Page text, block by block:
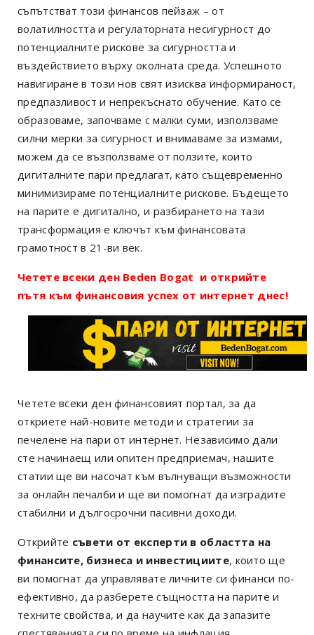
съпътстват този финансов пейзаж – от
волатилността и регулаторната несигурност до
потенциалните рискове за сигурността и
въздействието върху околната среда. Успешното
навигиране в този нов свят изисква информираност,
предпазливост и непрекъснато обучение. Като се
образоваме, започваме с малки суми, използваме
силни мерки за сигурност и внимаваме за измами,
можем да се възползваме от ползите, които
дигиталните пари предлагат, като същевременно
минимизираме потенциалните рискове. Бъдещето
на парите е дигитално, и разбирането на тази
трансформация е ключът към финансовата
грамотност в 21-ви век.
Четете всеки ден Beden Bogat и открийте
пътя към финансовия успех от интернет днес!
Четете всеки ден финансовият портал, за да
откриете най-новите методи и стратегии за
печелене на пари от интернет. Независимо дали
сте начинаещ или опитен предприемач, нашите
статии ще ви насочат към вълнуващи възможности
за онлайн печалби и ще ви помогнат да изградите
стабилни и дългосрочни пасивни доходи.
Открийте съвети от експерти в областта на
финансите, бизнеса и инвестициите, които ще
ви помогнат да управлявате личните си финанси по-
ефективно, да разберете същността на парите и
техните свойства, и да научите как да запазите